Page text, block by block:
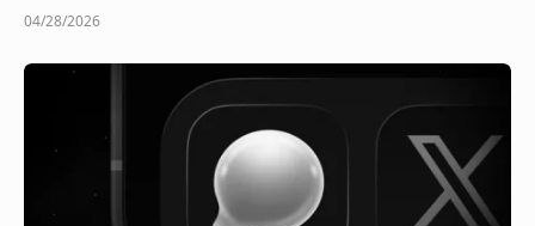
04/28/2026